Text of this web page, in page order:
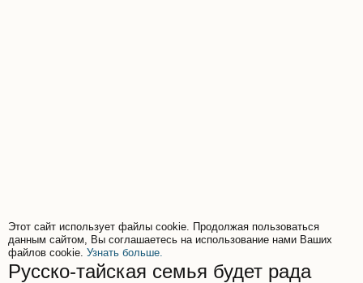
Этот сайт использует файлы cookie. Продолжая пользоваться
данным сайтом, Вы соглашаетесь на использование нами Ваших
файлов cookie. Узнать больше.
Русско-тайская семья будет рада